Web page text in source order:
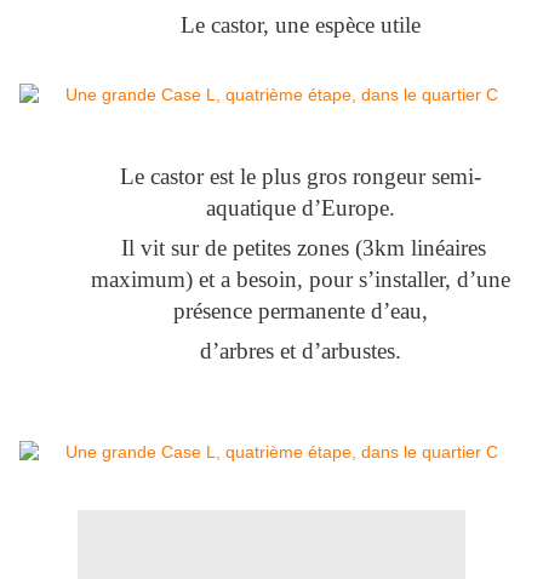
Le castor, une espèce utile
Le castor est le plus gros rongeur semi-
aquatique d’Europe.
Il vit sur de petites zones (3km linéaires
maximum) et a besoin, pour s’installer, d’une
présence permanente d’eau,
d’arbres et d’arbustes.